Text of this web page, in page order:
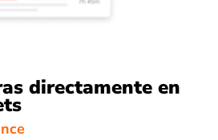
directamente en